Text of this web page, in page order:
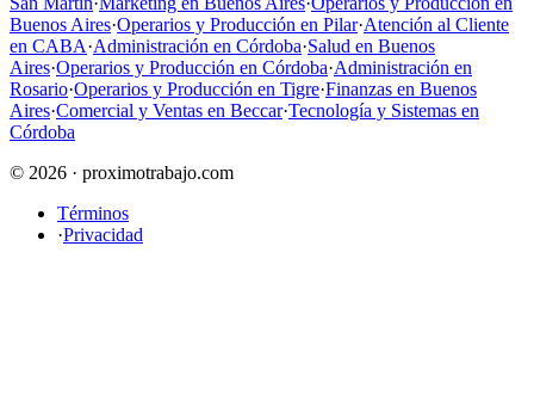
Buenos Aires·Operarios y Producción en Pilar·Atención al Cliente
en CABA·Administración en Córdoba·Salud en Buenos
Aires·Operarios y Producción en Córdoba·Administración en
Rosario·Operarios y Producción en Tigre·Finanzas en Buenos
Aires·Comercial y Ventas en Beccar·Tecnología y Sistemas en
Córdoba
© 2026 · proximotrabajo.com
Términos
·Privacidad